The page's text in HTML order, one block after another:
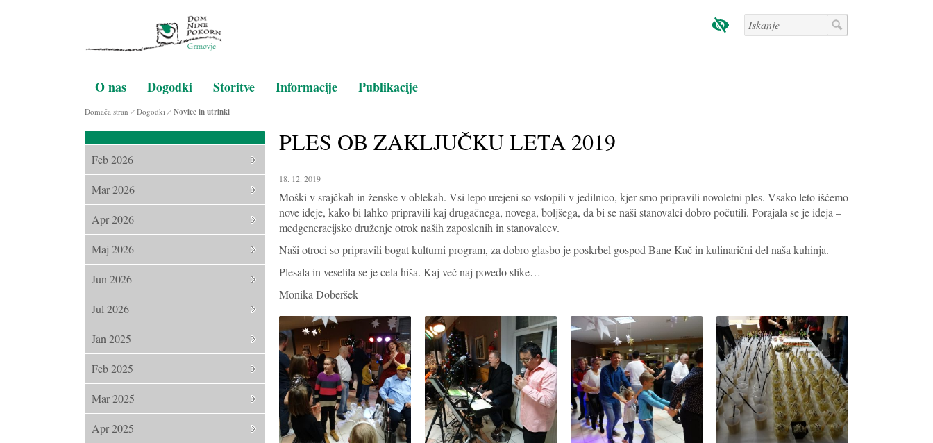
O nas Dogodki Storitve Informacije Publikacije
Domača stran Dogodki Novice in utrinki
PLES OB ZAKLJUČKU LETA 2019
18. 12. 2019
Moški v srajčkah in ženske v oblekah. Vsi lepo urejeni so vstopili v jedilnico, kjer smo pripravili novoletni ples. Vsako leto iščemo
nove ideje, kako bi lahko pripravili kaj drugačnega, novega, boljšega, da bi se naši stanovalci dobro počutili. Porajala se je ideja –
medgeneracijsko druženje otrok naših zaposlenih in stanovalcev.
Naši otroci so pripravili bogat kulturni program, za dobro glasbo je poskrbel gospod Bane Kač in kulinarični del naša kuhinja.
Plesala in veselila se je cela hiša. Kaj več naj povedo slike…
Monika Doberšek
Feb 2026
Mar 2026
Apr 2026
Maj 2026
Jun 2026
Jul 2026
Jan 2025
Feb 2025
Mar 2025
Apr 2025